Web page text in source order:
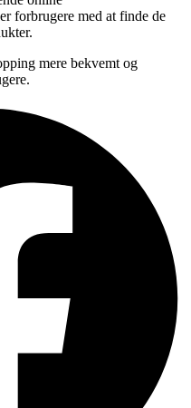
forbrugere med at finde de
mere bekvemt og